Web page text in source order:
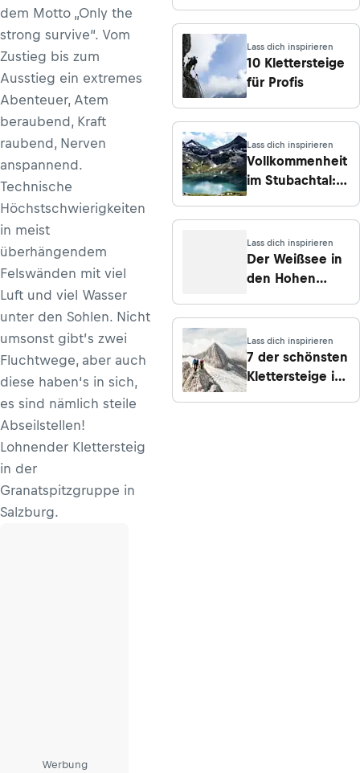
dem Motto „Only the
strong survive“. Vom
Zustieg bis zum
Ausstieg ein extremes
Abenteuer, Atem
beraubend, Kraft
raubend, Nerven
anspannend.
Technische
Höchstschwierigkeiten
in meist
überhängendem
Felswänden mit viel
Luft und viel Wasser
unter den Sohlen. Nicht
umsonst gibt’s zwei
Fluchtwege, aber auch
diese haben‘s in sich,
es sind nämlich steile
Abseilstellen!
Lohnender Klettersteig
in der
Granatspitzgruppe in
Salzburg.
Werbung
bergwelten.com
Lass dich inspirieren
10 Klettersteige
für Profis
Lass dich inspirieren
Vollkommenheit
im Stubachtal:
Hohen Tauern
Lass dich inspirieren
Der Weißsee in
den Hohen
Wanderungen,
Infos & Tipps
Lass dich inspirieren
7 der schönsten
Klettersteige in